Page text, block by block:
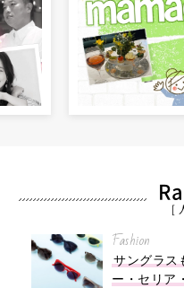
[
Fashion
サングラス
ー・セリア